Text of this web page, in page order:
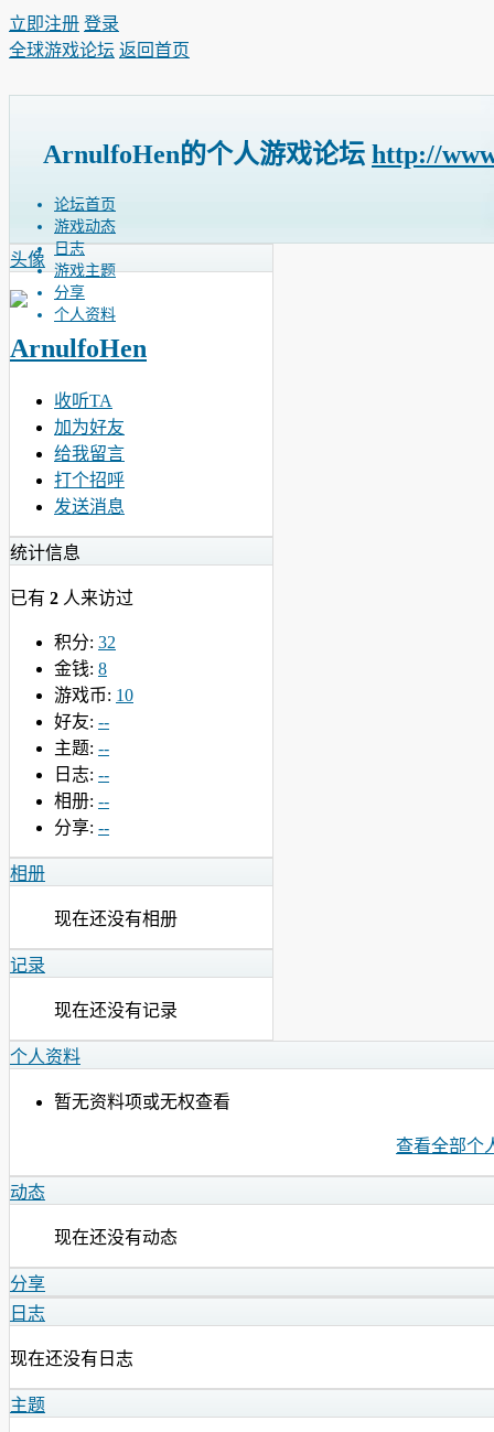
立即注册 登录
全球游戏论坛 返回首页
ArnulfoHen的个人游戏论坛 http://
论坛首页
游戏动态
日志
游戏主题
分享
个人资料
头像
ArnulfoHen
收听TA
加为好友
给我留言
打个招呼
发送消息
统计信息
已有 2 人来访过
积分: 32
金钱: 8
游戏币: 10
好友: --
主题: --
日志: --
相册: --
分享: --
相册
现在还没有相册
记录
现在还没有记录
个人资料
暂无资料项或无权查看
查看全部个
动态
现在还没有动态
分享
日志
现在还没有日志
主题